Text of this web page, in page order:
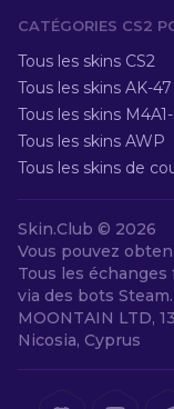
CATÉGORIES CS2
Tous les skins CS2
Tous les skins AK-47
Tous les skins
Tous les skins AWP
Tous les skins de
Skin.Club © 2026
Vous pouvez
Tous les
via des bots Steam.
MOONTAIN LTD,
Nicosia, Cyprus